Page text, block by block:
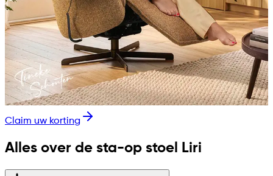
Claim uw korting
Alles over de sta-op stoel Liri